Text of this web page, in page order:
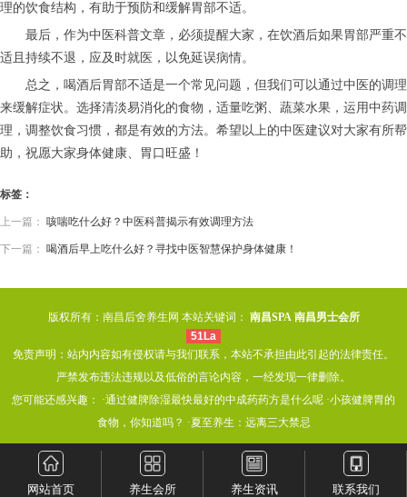
理的饮食结构，有助于预防和缓解胃部不适。
最后，作为中医科普文章，必须提醒大家，在饮酒后如果胃部严重不
适且持续不退，应及时就医，以免延误病情。
总之，喝酒后胃部不适是一个常见问题，但我们可以通过中医的调理
来缓解症状。选择清淡易消化的食物，适量吃粥、蔬菜水果，运用中药调
理，调整饮食习惯，都是有效的方法。希望以上的中医建议对大家有所帮
助，祝愿大家身体健康、胃口旺盛！
标签：
上一篇： 咳喘吃什么好？中医科普揭示有效调理方法
下一篇： 喝酒后早上吃什么好？寻找中医智慧保护身体健康！
版权所有：南昌后舍养生网 本站关键词： 南昌SPA 南昌男士会所
51La
免责声明：站内内容如有侵权请与我们联系，本站不承担由此引起的法律责任。
严禁发布违法违规以及低俗的言论内容，一经发现一律删除。
您可能还感兴趣： ·通过健脾除湿最快最好的中成药药方是什么呢 ·小孩健脾胃的
食物，你知道吗？ ·夏至养生：远离三大禁忌
网站首页 养生会所 养生资讯 联系我们